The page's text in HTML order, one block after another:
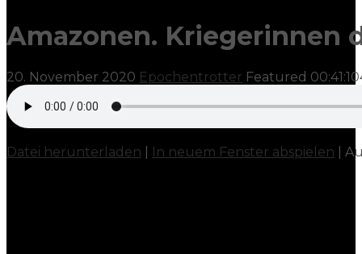
Amazonen. Kriegerinnen
20. November 2020 Epochentrotter Featured 00:41:10
Datei herunterladen In neuem Fenster abspielen